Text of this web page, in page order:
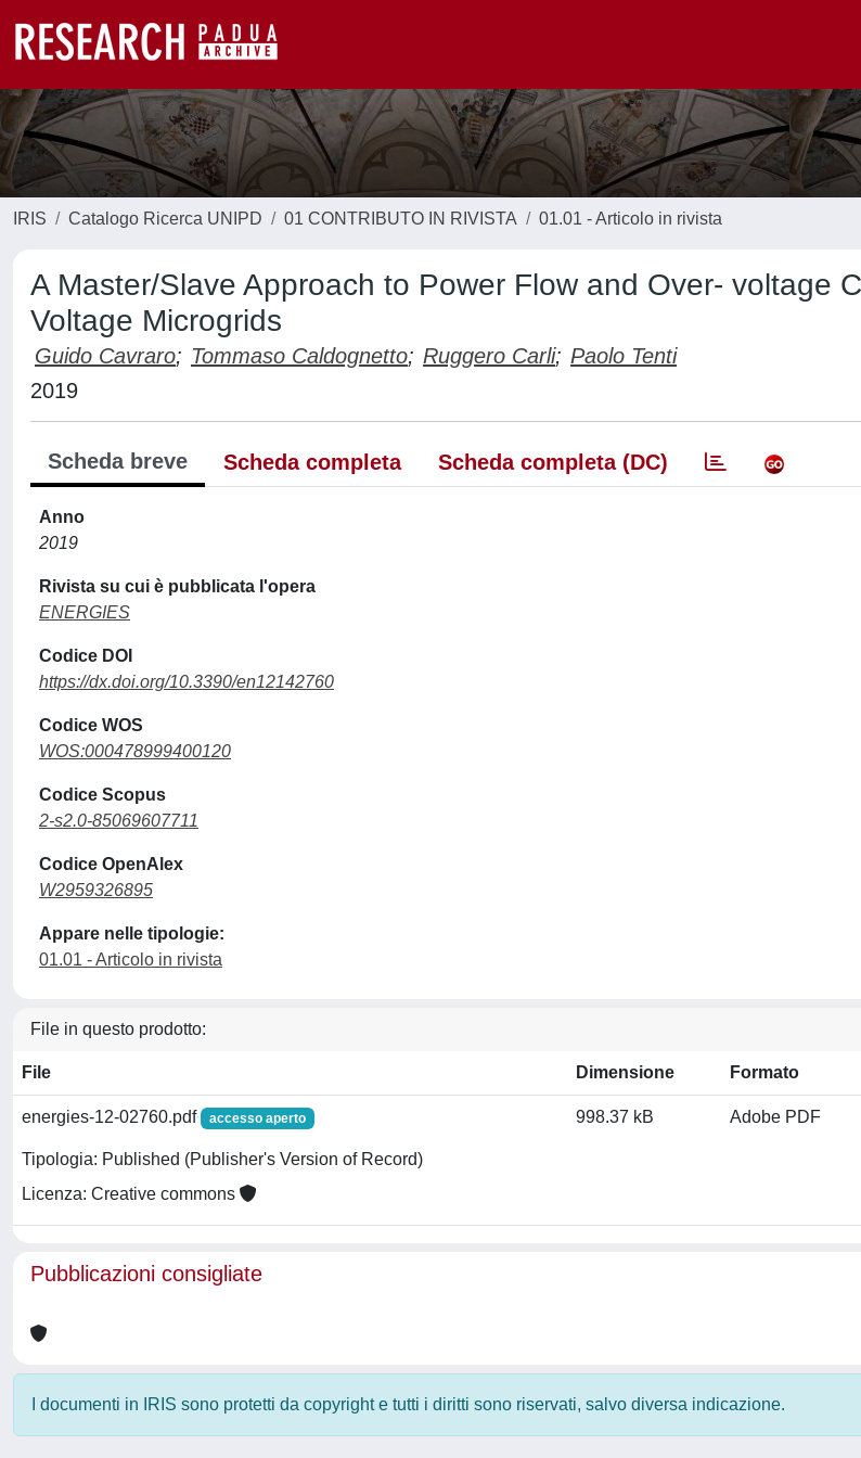
IRIS Catalogo Ricerca UNIPD 01 CONTRIBUTO IN RIVISTA 01.01 - Articolo in rivista
A Master/Slave Approach to Power Flow and Over- voltage
Voltage Microgrids
Guido Cavraro; Tommaso Caldognetto; Ruggero Carli; Paolo Tenti
2019
Scheda breve Scheda completa Scheda completa (DC)
Anno
2019
Rivista su cui è pubblicata l'opera
ENERGIES
Codice DOI
https://dx.doi.org/10.3390/en12142760
Codice WOS
WOS:000478999400120
Codice Scopus
2-s2.0-85069607711
Codice OpenAlex
W2959326895
Appare nelle tipologie:
01.01 - Articolo in rivista
File in questo prodotto:
File Dimensione Formato
energies-12-02760.pdf accesso aperto
Tipologia: Published (Publisher's Version of Record)
Licenza: Creative commons
998.37 kB Adobe PDF
Pubblicazioni consigliate
I documenti in IRIS sono protetti da copyright e tutti i diritti sono riservati, salvo diversa indicazione.